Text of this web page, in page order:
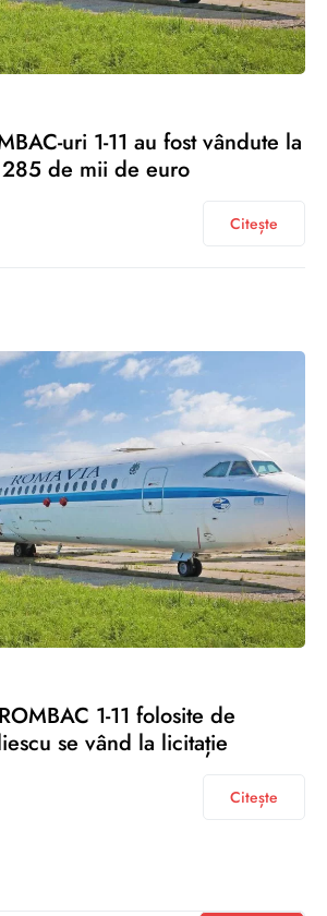
uri 1-11 au fost vândute la
de mii de euro
Citește
1-11 folosite de
se vând la licitație
Citește